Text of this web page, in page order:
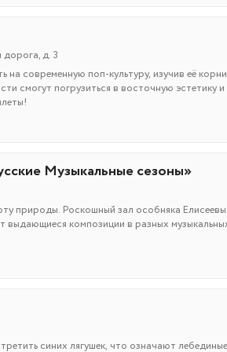
д. 3
на современную поп-культуру, изучив её
смогут погрузиться в восточную эстетику и
Музыкальные сезоны»
природы. Роскошный зал особняка
выдающиеся композиции в разных
синих лягушек, что означают лебединые